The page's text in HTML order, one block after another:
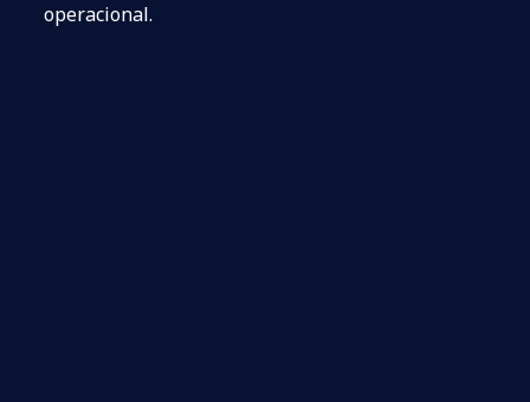
operacional.